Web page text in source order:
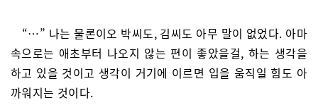
“…” 나는 물론이오 박씨도, 김씨도 아무 말이 없었다. 아마
속으로는 애초부터 나오지 않는 편이 좋았을걸, 하는 생각을
하고 있을 것이고 생각이 거기에 이르면 입을 움직일 힘도 아
까워지는 것이다.